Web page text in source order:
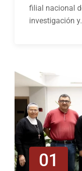
filial nacional
investigación
01